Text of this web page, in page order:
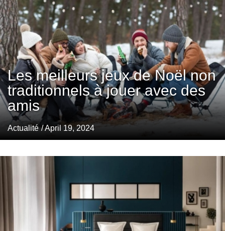
Les meilleurs jeux de Noël non
traditionnels à jouer avec des
amis
Actualité / April 19, 2024